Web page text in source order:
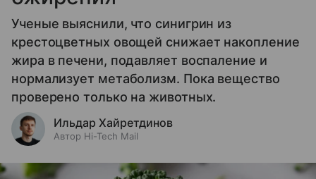
Ученые выяснили, что синигрин из
крестоцветных овощей снижает накопление
жира в печени, подавляет воспаление и
нормализует метаболизм. Пока вещество
проверено только на животных.
Ильдар Хайретдинов
Автор Hi-Tech Mail